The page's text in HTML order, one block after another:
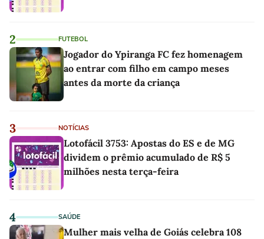
2 FUTEBOL
Jogador do Ypiranga FC fez homenagem
ao entrar com filho em campo meses
antes da morte da criança
3 NOTÍCIAS
Lotofácil 3753: Apostas do ES e de MG
dividem o prêmio acumulado de R$ 5
milhões nesta terça-feira
4 SAÚDE
Mulher mais velha de Goiás celebra 108